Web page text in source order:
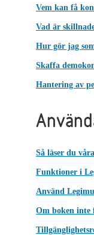
Vem kan få
Vad är
Hur gör jag
Skaffa
Hantering av
Så läser du
Funktioner i
Använd
Om boken inte